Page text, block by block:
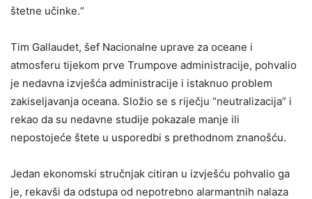
štetne učinke.“
Tim Gallaudet, šef Nacionalne uprave za oceane i
atmosferu tijekom prve Trumpove administracije, pohvalio
je nedavna izvješća administracije i istaknuo problem
zakiseljavanja oceana. Složio se s riječju “neutralizacija” i
rekao da su nedavne studije pokazale manje ili
nepostojeće štete u usporedbi s prethodnom znanošću.
Jedan ekonomski stručnjak citiran u izvješću pohvalio ga
je, rekavši da odstupa od nepotrebno alarmantnih nalaza